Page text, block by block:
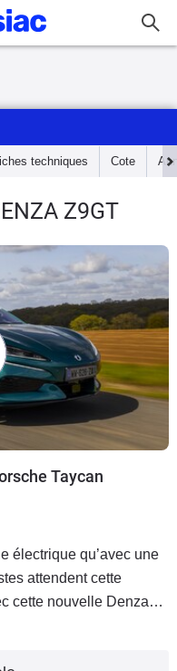
techniques Cote
Z9GT
Taycan
électrique qu’avec une
attendent cette
cette nouvelle Denza